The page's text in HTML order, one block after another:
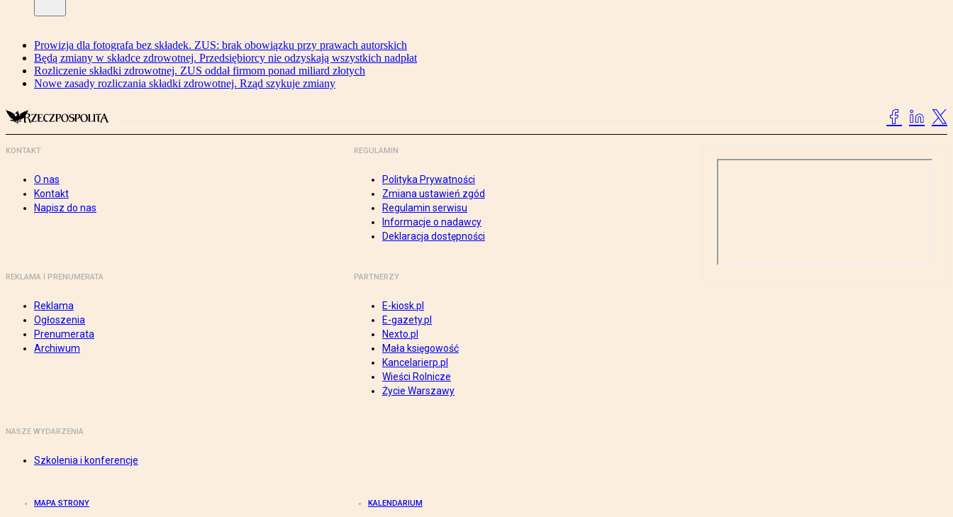
Prowizja dla fotografa bez składek. ZUS: brak obowiązku przy prawach autorskich
Będą zmiany w składce zdrowotnej. Przedsiębiorcy nie odzyskają wszystkich nadpłat
Rozliczenie składki zdrowotnej. ZUS oddał firmom ponad miliard złotych
Nowe zasady rozliczania składki zdrowotnej. Rząd szykuje zmiany
KONTAKT
O nas
Kontakt
Napisz do nas
REGULAMIN
Polityka Prywatności
Zmiana ustawień zgód
Regulamin serwisu
Informacje o nadawcy
Deklaracja dostępności
REKLAMA I PRENUMERATA
Reklama
Ogłoszenia
Prenumerata
Archiwum
PARTNERZY
E-kiosk.pl
E-gazety.pl
Nexto.pl
Mała księgowość
Kancelarierp.pl
Wieści Rolnicze
Życie Warszawy
NASZE WYDARZENIA
Szkolenia i konferencje
MAPA STRONY KALENDARIUM